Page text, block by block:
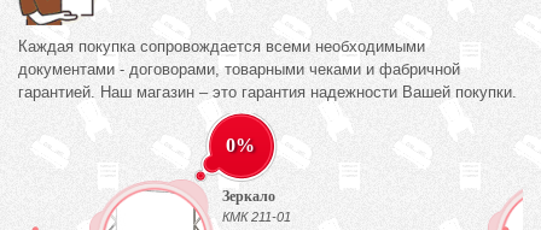
Каждая покупка сопровождается всеми необходимыми
документами - договорами, товарными чеками и фабричной
гарантией. Наш магазин – это гарантия надежности Вашей покупки.
0%
Зеркало
КМК 211-01